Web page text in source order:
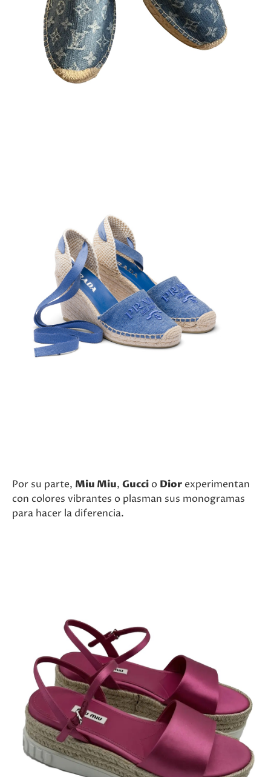
Por su parte, Miu Miu, Gucci o Dior experimentan
con colores vibrantes o plasman sus monogramas
para hacer la diferencia.